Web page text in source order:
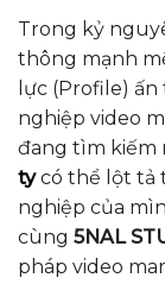
Trong kỷ
thông mạnh
lực (Profile)
nghiệp video
đang tìm kiếm
tycó thể lột tả
nghiệp của
cùng 5NAL
pháp video